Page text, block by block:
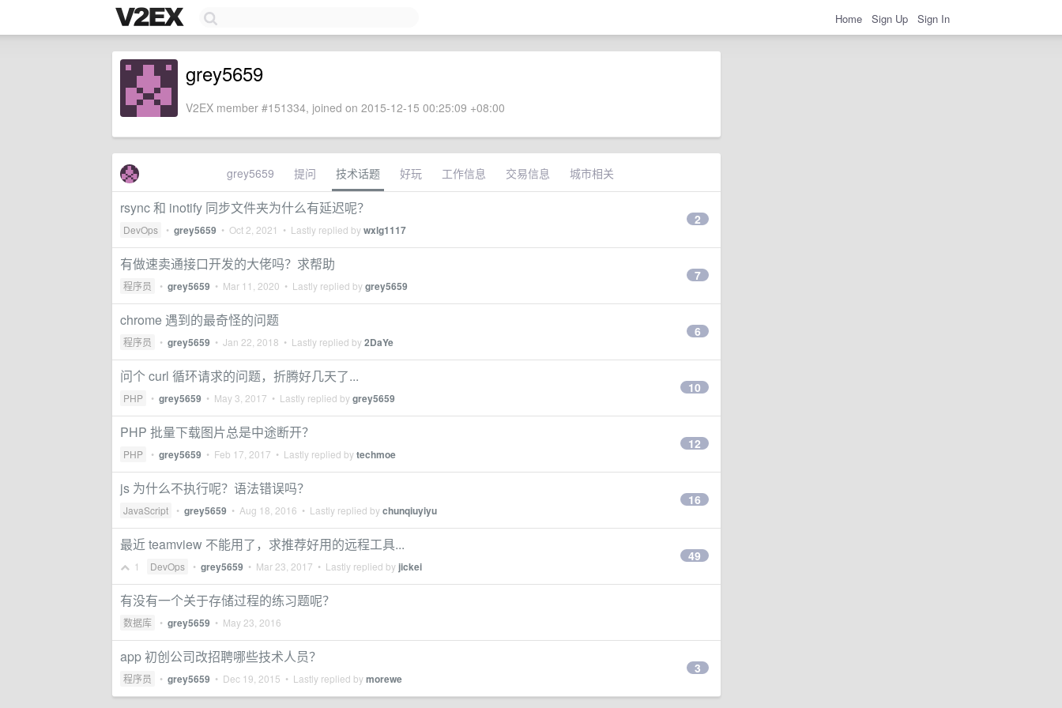
Home Sign Up Sign In
grey5659
V2EX member #151334, joined on 2015-12-15 00:25:09 +08:00
grey5659 提问 技术话题 好玩 工作信息 交易信息 城市相关
rsync 和 inotify 同步文件夹为什么有延迟呢？
DevOps • grey5659 • Oct 2, 2021 • Lastly replied bywxlg1117
2
有做速卖通接口开发的大佬吗？求帮助
程序员 • grey5659 • Mar 11, 2020 • Lastly replied bygrey5659
7
chrome 遇到的最奇怪的问题
程序员 • grey5659 • Jan 22, 2018 • Lastly replied by2DaYe
6
问个 curl 循环请求的问题，折腾好几天了...
PHP • grey5659 • May 3, 2017 • Lastly replied bygrey5659
10
PHP 批量下载图片总是中途断开？
PHP • grey5659 • Feb 17, 2017 • Lastly replied bytechmoe
12
js 为什么不执行呢？语法错误吗？
JavaScript • grey5659 • Aug 18, 2016 • Lastly replied bychunqiuyiyu
16
最近 teamview 不能用了，求推荐好用的远程工具...
1 DevOps • grey5659 • Mar 23, 2017 • Lastly replied by jickei
49
有没有一个关于存储过程的练习题呢？
数据库 • grey5659 • May 23, 2016
app 初创公司改招聘哪些技术人员？
程序员 • grey5659 • Dec 19, 2015 • Lastly replied bymorewe
3